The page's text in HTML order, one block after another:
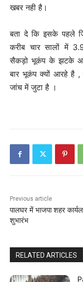
खबर नही है।
बता दे कि इसके पहले
करीब चार सालों में
सैकड़ो भूकंप के झटके
बार भूकंप क्यों आरहे है ,
जांच में जुटा है ।
Previous article
पालघर में भाजपा शहर
शुभारंभ
RELATED ARTICLES